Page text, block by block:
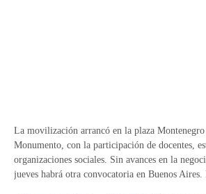
La movilización arrancó en la plaza
Monumento, con la participación de docentes,
organizaciones sociales. Sin avances en la
jueves habrá otra convocatoria en Buenos Aires.